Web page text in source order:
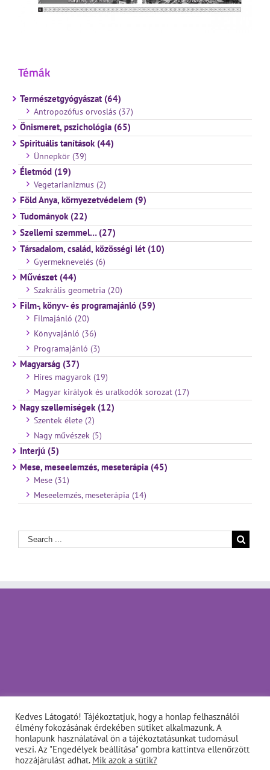
Témák
Természetgyógyászat (64)
Antropozófus orvoslás (37)
Önismeret, pszichológia (65)
Spirituális tanítások (44)
Ünnepkör (39)
Életmód (19)
Vegetarianizmus (2)
Föld Anya, környezetvédelem (9)
Tudományok (22)
Szellemi szemmel… (27)
Társadalom, család, közösségi lét (10)
Gyermeknevelés (6)
Művészet (44)
Szakrális geometria (20)
Film-, könyv- és programajánló (59)
Filmajánló (20)
Könyvajánló (36)
Programajánló (3)
Magyarság (37)
Híres magyarok (19)
Magyar királyok és uralkodók sorozat (17)
Nagy szellemiségek (12)
Szentek élete (2)
Nagy művészek (5)
Interjú (5)
Mese, meseelemzés, meseterápia (45)
Mese (31)
Meseelemzés, meseterápia (14)
Kedves Látogató! Tájékoztatjuk, hogy a honlap felhasználói
élmény fokozásának érdekében sütiket alkalmazunk. A
honlapunk használatával ön a tájékoztatásunkat tudomásul
veszi. Az "Engedélyek beállítása" gombra kattintva ellenőrzött
hozzájárulást adhat. Mik azok a sütik?